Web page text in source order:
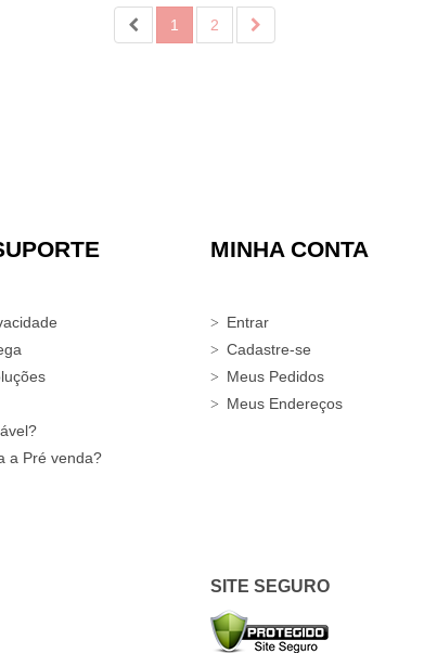
1 2
a Pré venda?
MINHA CONTA
Entrar
Cadastre-se
Meus Pedidos
Meus Endereços
SITE SEGURO